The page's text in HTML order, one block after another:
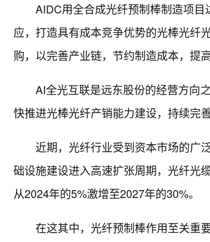
AIDC用全合成光纤预制棒制造项
应，打造具有成本竞争优势的光棒光纤
购，以完善产业链，节约制造成本，提
AI全光互联是远东股份的经营方向
快推进光棒光纤产销能力建设，持续完
近期，光纤行业受到资本市场的广
础设施建设进入高速扩张周期，光纤光
从2024年的5%激增至2027年的30%。
在这其中，光纤预制棒作用至关重